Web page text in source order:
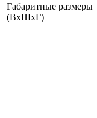
Габаритные размеры
(ВхШхГ)